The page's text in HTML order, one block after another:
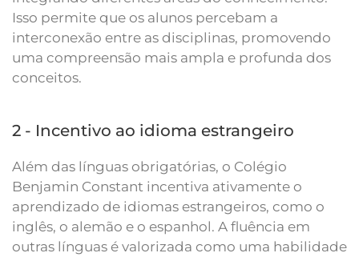
Isso permite que os alunos percebam a
interconexão entre as disciplinas, promovendo
uma compreensão mais ampla e profunda dos
conceitos.
2 - Incentivo ao idioma estrangeiro
Além das línguas obrigatórias, o Colégio
Benjamin Constant incentiva ativamente o
aprendizado de idiomas estrangeiros, como o
inglês, o alemão e o espanhol. A fluência em
outras línguas é valorizada como uma habilidade